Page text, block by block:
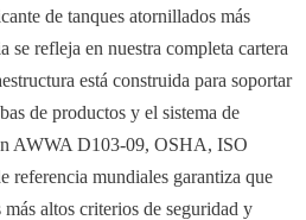
de tanques atornillados más
refleja en nuestra completa cartera
está construida para soportar
de productos y el sistema de
AWWA D103-09, OSHA, ISO
referencia mundiales garantiza que
altos criterios de seguridad y